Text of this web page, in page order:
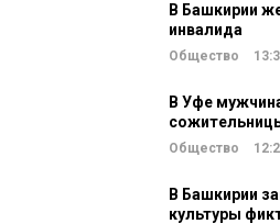
В Башкирии
инвалида
Общество
В Уфе
Общество
В Башкирии
культуры